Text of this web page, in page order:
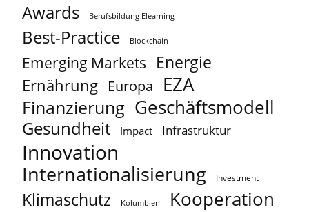
Awards Berufsbildung Elearning
Best-Practice Blockchain
Emerging Markets Energie
Ernährung Europa EZA
Finanzierung Geschäftsmodell
Gesundheit Impact Infrastruktur
Innovation
Internationalisierung Investment
Klimaschutz Kolumbien Kooperation